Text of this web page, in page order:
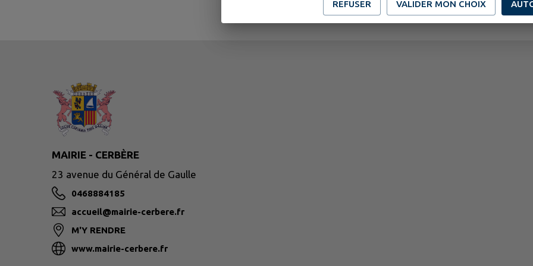
MAIRIE - CERBÈRE
23 avenue du Général de Gaulle
0468884185
accueil@mairie-cerbere.fr
M'Y RENDRE
www.mairie-cerbere.fr
REFUSER VALIDER MON CHOIX